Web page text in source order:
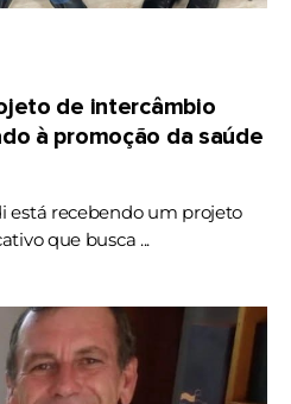
de intercâmbio
à promoção da saúde
está recebendo um projeto
que busca ...